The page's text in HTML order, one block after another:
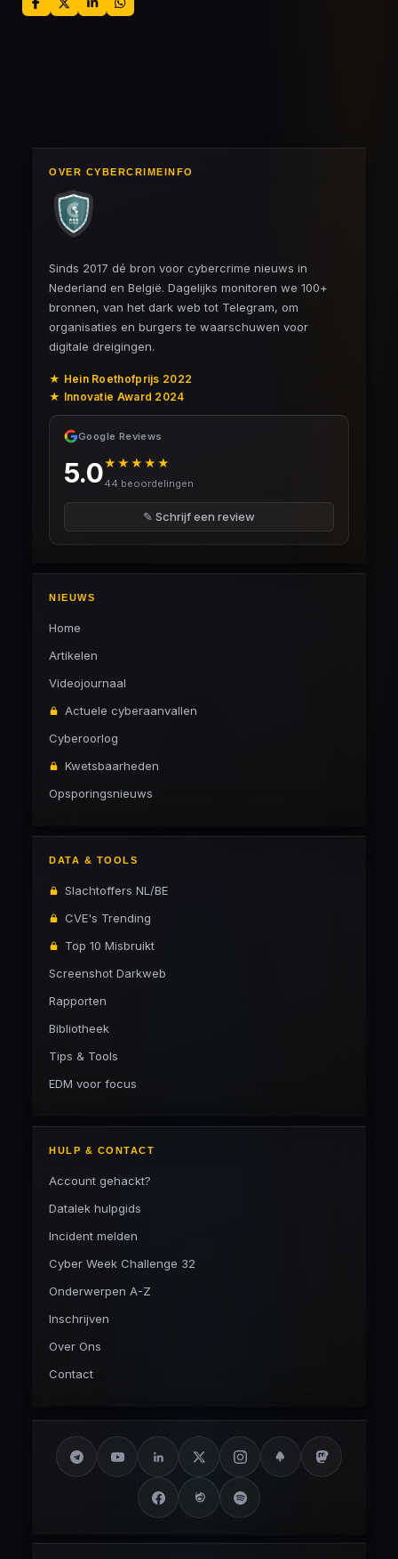
D
e
D
e
S
h
D
e
OVER CYBERCRIMEINFO
Sinds 2017 dé bron voor cybercrime nieuws in
Nederland en België. Dagelijks monitoren we 100+
bronnen, van het dark web tot Telegram, om
organisaties en burgers te waarschuwen voor
digitale dreigingen.
★ Hein Roethofprijs 2022
★ Innovatie Award 2024
Google Reviews
5.0★★★★★
44 beoordelingen
✎ Schrijf een review
NIEUWS
Home
Artikelen
Videojournaal
Actuele cyberaanvallen
Cyberoorlog
Kwetsbaarheden
Opsporingsnieuws
DATA & TOOLS
Slachtoffers NL/BE
CVE's Trending
Top 10 Misbruikt
Screenshot Darkweb
Rapporten
Bibliotheek
Tips & Tools
EDM voor focus
HULP & CONTACT
Account gehackt?
Datalek hulpgids
Incident melden
Cyber Week Challenge 32
Onderwerpen A-Z
Inschrijven
Over Ons
Contact